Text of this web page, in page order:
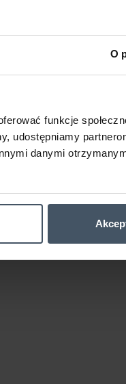
O
funkcje
udostępniamy
danymi